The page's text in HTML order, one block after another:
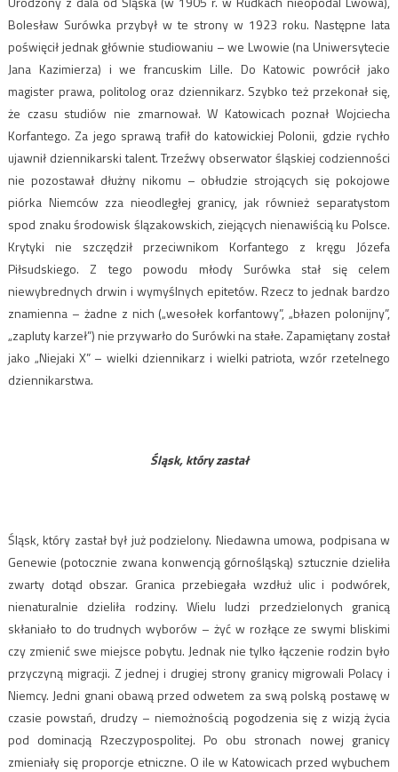
Bolesław Surówka przybył w te strony w 1923 roku. Następne lata
poświęcił jednak głównie studiowaniu – we Lwowie (na Uniwersytecie
Jana Kazimierza) i we francuskim Lille. Do Katowic powrócił jako
magister prawa, politolog oraz dziennikarz. Szybko też przekonał się,
że czasu studiów nie zmarnował. W Katowicach poznał Wojciecha
Korfantego. Za jego sprawą trafił do katowickiej Polonii, gdzie rychło
ujawnił dziennikarski talent. Trzeźwy obserwator śląskiej codzienności
nie pozostawał dłużny nikomu – obłudzie strojących się pokojowe
piórka Niemców zza nieodległej granicy, jak również separatystom
spod znaku środowisk ślązakowskich, ziejących nienawiścią ku Polsce.
Krytyki nie szczędził przeciwnikom Korfantego z kręgu Józefa
Piłsudskiego. Z tego powodu młody Surówka stał się celem
niewybrednych drwin i wymyślnych epitetów. Rzecz to jednak bardzo
znamienna – żadne z nich („wesołek korfantowy”, „błazen polonijny”,
„zapluty karzeł”) nie przywarło do Surówki na stałe. Zapamiętany został
jako „Niejaki X” – wielki dziennikarz i wielki patriota, wzór rzetelnego
dziennikarstwa.
Śląsk, który zastał
Śląsk, który zastał był już podzielony. Niedawna umowa, podpisana w
Genewie (potocznie zwana konwencją górnośląską) sztucznie dzieliła
zwarty dotąd obszar. Granica przebiegała wzdłuż ulic i podwórek,
nienaturalnie dzieliła rodziny. Wielu ludzi przedzielonych granicą
skłaniało to do trudnych wyborów – żyć w rozłące ze swymi bliskimi
czy zmienić swe miejsce pobytu. Jednak nie tylko łączenie rodzin było
przyczyną migracji. Z jednej i drugiej strony granicy migrowali Polacy i
Niemcy. Jedni gnani obawą przed odwetem za swą polską postawę w
czasie powstań, drudzy – niemożnością pogodzenia się z wizją życia
pod dominacją Rzeczypospolitej. Po obu stronach nowej granicy
zmieniały się proporcje etniczne. O ile w Katowicach przed wybuchem